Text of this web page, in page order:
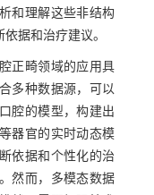
和理解这些非结构
据和治疗建议。
正畸领域的应用具
多种数据源，可以
腔的模型，构建出
器官的实时动态模
依据和个性化的治
然而，多模态数据